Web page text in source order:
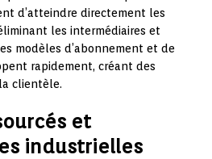
d’atteindre directement les
les intermédiaires et
modèles d’abonnement et de
rapidement, créant des
clientèle.
et
industrielles